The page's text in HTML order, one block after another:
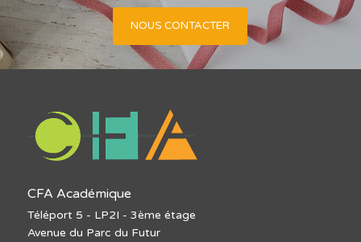
NOUS CONTACTER
CFA Académique
Téléport 5 - LP2I - 3ème étage
Avenue du Parc du Futur